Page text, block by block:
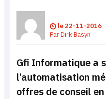
le 22-11-2016
ParDirk Basyn
Gfi Informatique a
l’automatisation
offres de conseil